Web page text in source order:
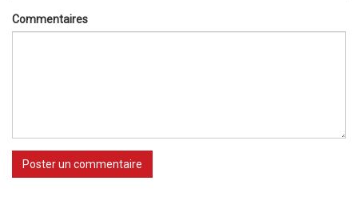
Commentaires
Poster un commentaire